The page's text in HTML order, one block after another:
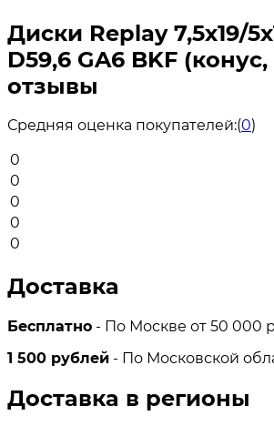
Диски Replay 7,5x19/
D59,6 GA6 BKF (конус,
отзывы
Средняя оценка покупателей:(0)
0
0
0
0
0
Доставка
Бесплатно - По Москве от 50 000
1 500 рублей - По Московской
Доставка в регионы